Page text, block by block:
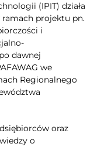
(IPIT) działa
ramach projektu pn.
i
dawnej
we
Regionalnego
oraz
o